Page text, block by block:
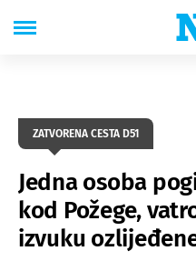
ZATVORENA CESTA D51
Jedna osoba
kod Požege,
izvuku